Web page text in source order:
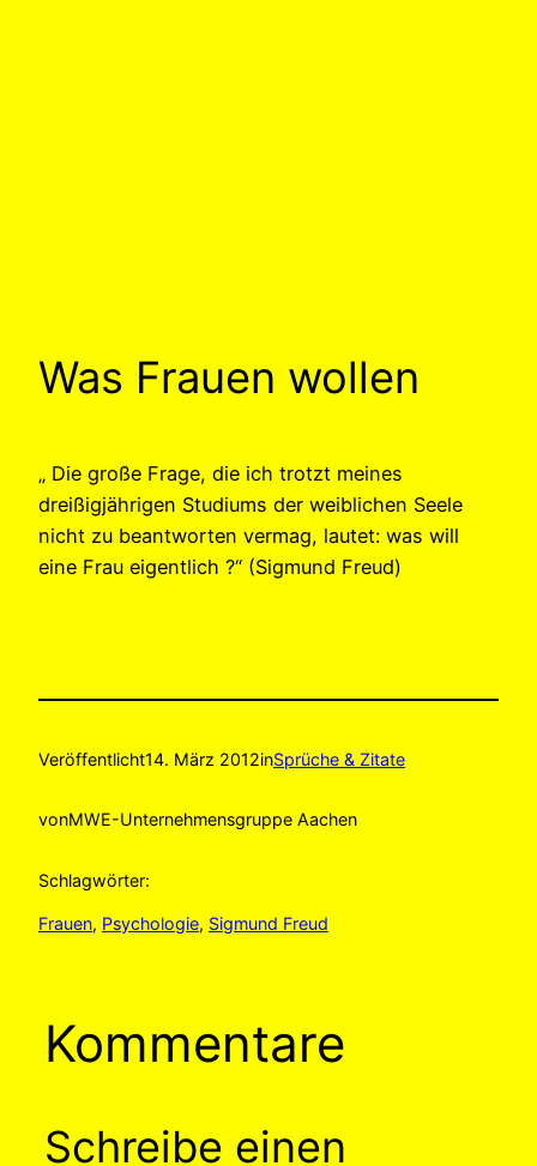
Was Frauen wollen
„ Die große Frage, die ich trotzt meines
dreißigjährigen Studiums der weiblichen Seele
nicht zu beantworten vermag, lautet: was will
eine Frau eigentlich ?“ (Sigmund Freud)
Veröffentlicht14. März 2012inSprüche & Zitate
vonMWE-Unternehmensgruppe Aachen
Schlagwörter:
Frauen, Psychologie, Sigmund Freud
Kommentare
Schreibe einen